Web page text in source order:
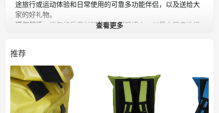
途旅行或运动体验和日常使用的可靠多功能伴侣，以及送给大
家的好礼物。
透气舒适： 透气的后背材料特别用网眼填充，以最大程度地提
时的稳定性。
便利的设计：外部存储系统：1个外部口袋，可容纳雨伞，手
机，钥匙和其他必需品； 1个带篮圈的隔间，外表胶带可轻松
放入和放出。
安全保证：前后皮带均带有反光徽标，以确保夜间安全。
耐用：由优质抗撕裂材料制成，可提供最强的强度和持久的性
查看更多
推荐